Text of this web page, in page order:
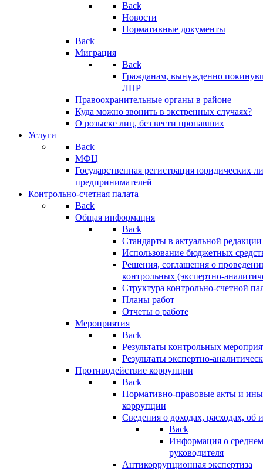
Back
Новости
Нормативные документы
Back
Миграция
Back
Гражданам, вынужденно
ЛНР
Правоохранительные органы в районе
Куда можно звонить в экстренных случаях?
О розыске лиц, без вести пропавших
Услуги
Back
МФЦ
Государственная регистрация юридических
предпринимателей
Контрольно-счетная палата
Back
Общая информация
Back
Стандарты в актуальной редакции
Использование бюджетных
Решения, соглашения о
контрольных (экспертно-
Структура контрольно-счетной
Планы работ
Отчеты о работе
Мероприятия
Back
Результаты контрольных
Результаты экспертно-
Противодействие коррупции
Back
Нормативно-правовые акты и
коррупции
Сведения о доходах, расходах, об
Back
Информация о
руководителя
Антикоррупционная экспертиза